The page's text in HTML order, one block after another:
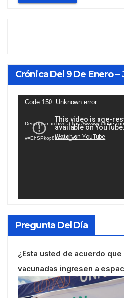
Crónica Del 9 De Enero –
Reproductor
vídeo
Code 150: Unknown error.
Descargar archivo: https://
v=EhSPkop8KPY&_=2
Pregunta Del Día
¿Esta usted de acuerdo
vacunadas ingresen a